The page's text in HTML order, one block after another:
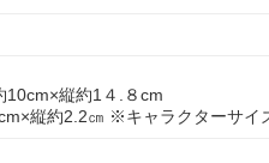
縦約1４.８cm
縦約2.2㎝ ※キャラクターサイ